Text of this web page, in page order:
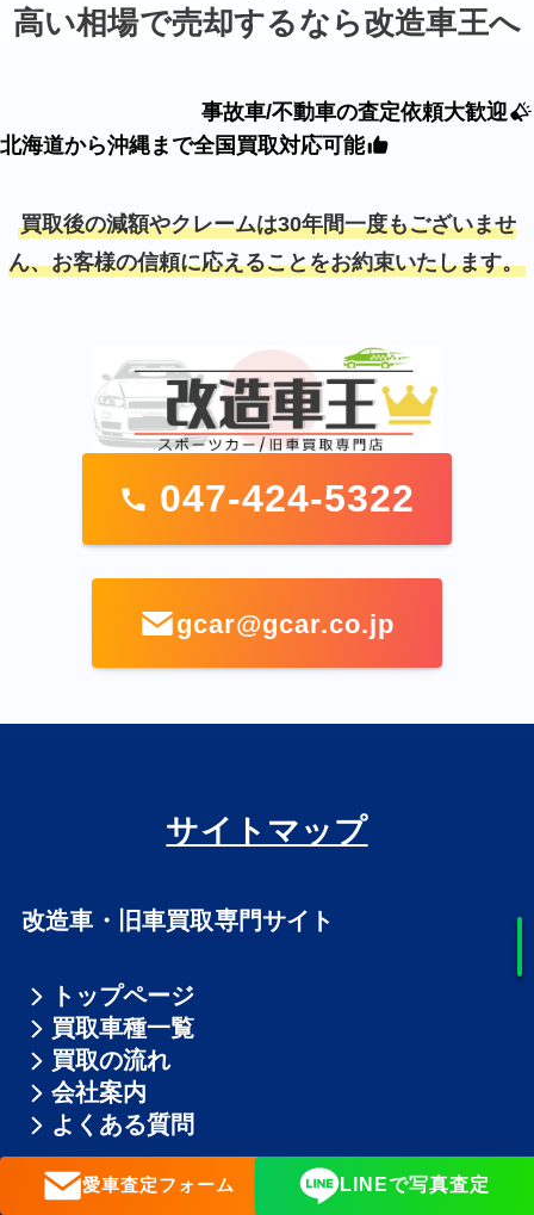
高い相場で売却するなら改造車王へ
事故車/不動車の査定依頼大歓迎
北海道から沖縄まで全国買取対応可能
買取後の減額やクレームは30年間一度もございませ
ん、お客様の信頼に応えることをお約束いたします。
047-424-5322
gcar@gcar.co.jp
サイトマップ
改造車・旧車買取専門サイト
トップページ
買取車種一覧
買取の流れ
会社案内
よくある質問
買取時の必要書類
愛車査定フォーム LINEで写真査定